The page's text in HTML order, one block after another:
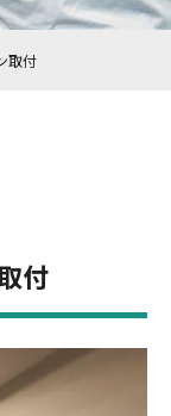
取付
付